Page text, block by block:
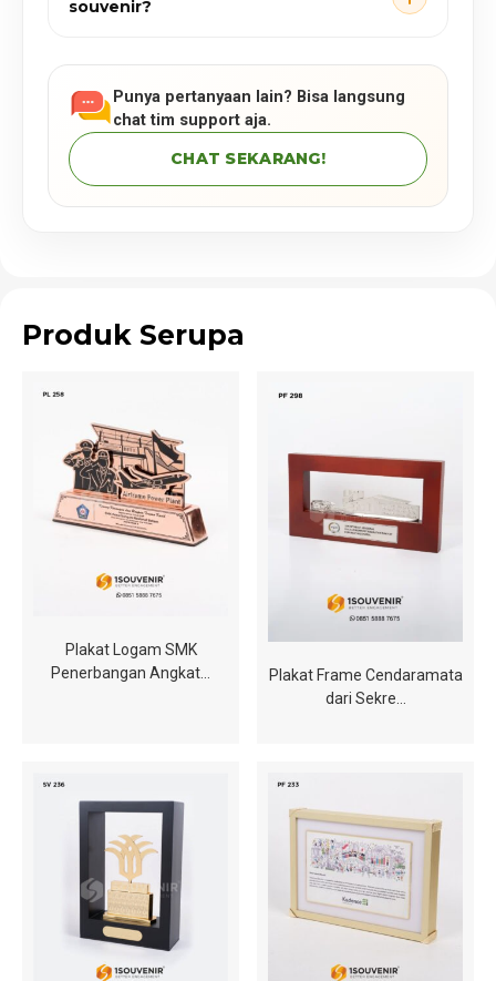
souvenir?
Punya pertanyaan lain? Bisa langsung
chat tim support aja.
CHAT SEKARANG!
Produk Serupa
Plakat Logam SMK
Penerbangan Angkat…
Plakat Frame Cendaramata
dari Sekre…